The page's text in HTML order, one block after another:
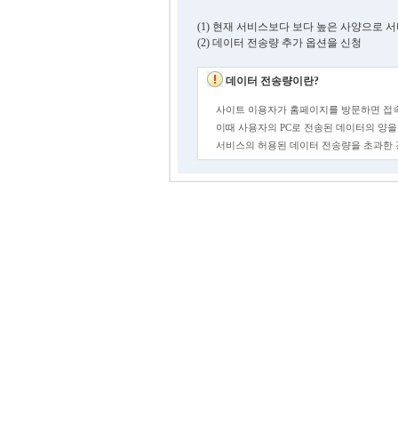
(1) 현재 서비스보다 보다 높은 사양으로
(2) 데이터 전송량 추가 옵션을 신청
데이터 전송량이란?
사이트 이용자가 홈페이지를 방문하면 접
이때 사용자의 PC로 전송된 데이터의 양
서비스의 허용된 데이터 전송량을 초과